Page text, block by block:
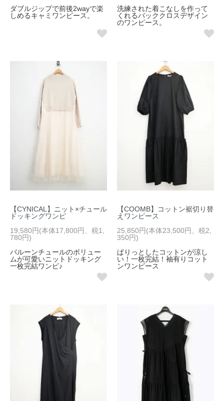
ダブルジップで前後2wayで楽
しめるキャミワンピース。
洗練された着こなしを作って
くれるバッククロスデザイン
のワンピース。
【CYNICAL】ニット×チュール
ドッキングワンピ
19,580円(本体17,800円、税1,
780円)
バルーンチュールのボリュー
ムが可愛いニットドッキング
一枚完結ワンピ♪
【COOMB】コットン裾切り替
えワンピース
25,850円(本体23,500円、税2,
350円)
ぱりっとしたコットンが涼し
い！一枚完結！袖有りコット
ンワンピース